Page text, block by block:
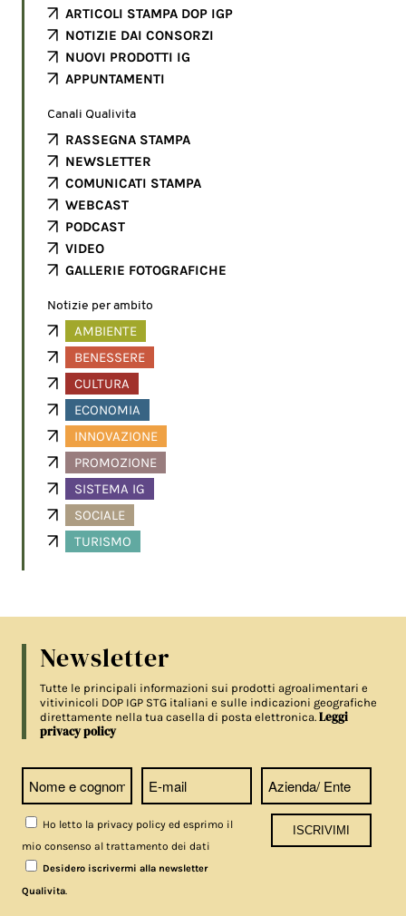
ARTICOLI STAMPA DOP IGP
NOTIZIE DAI CONSORZI
NUOVI PRODOTTI IG
APPUNTAMENTI
Canali Qualivita
RASSEGNA STAMPA
NEWSLETTER
COMUNICATI STAMPA
WEBCAST
PODCAST
VIDEO
GALLERIE FOTOGRAFICHE
Notizie per ambito
AMBIENTE
BENESSERE
CULTURA
ECONOMIA
INNOVAZIONE
PROMOZIONE
SISTEMA IG
SOCIALE
TURISMO
Newsletter
Tutte le principali informazioni sui prodotti agroalimentari e
vitivinicoli DOP IGP STG italiani e sulle indicazioni geografiche
direttamente nella tua casella di posta elettronica.Leggi
privacy policy
Ho letto la privacy policy ed esprimo il
mio consenso al trattamento dei dati
Desidero iscrivermi alla newsletter
Qualivita.